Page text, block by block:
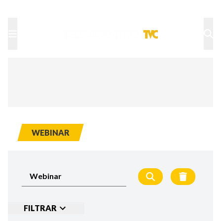
WEBINAR
FILTRAR